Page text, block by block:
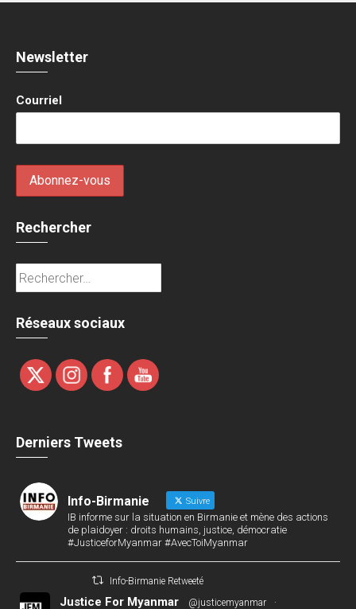
Newsletter
Courriel
Rechercher
Rechercher :
Réseaux sociaux
Derniers Tweets
Info-Birmanie Suivre
IB informe sur la situation en Birmanie et mène des actions
de plaidoyer : droits humains, justice, démocratie
#JusticeforMyanmar #AvecToiMyanmar
Info-Birmanie Retweeté
Justice For Myanmar @justicemyanmar ·